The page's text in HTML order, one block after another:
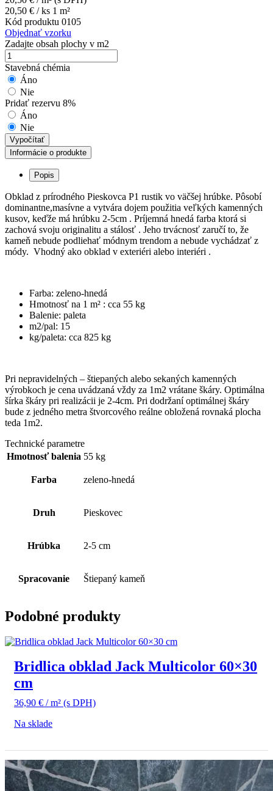
20,50 € / ks 1 m²
Kód produktu 0105
Objednať vzorku
Zadajte obsah plochy v m2
Stavebná chémia
Áno
Nie
Pridať rezervu 8%
Áno
Nie
Vypočítať
Informácie o produkte
Popis
Obklad z prírodného Pieskovca P1 rustik vo väčšej hrúbke. Pôsobí
dominantne,masívne a vytvára dojem použitia veľkých kamenných
kusov, keďže má hrúbku 2-5cm . Príjemná hnedá farba ktorá si
zachová svoju originalitu a stálosť . Jeho trvácnosť zaručí to, že
kameň nebude podliehať módnym trendom a nebude vychádzať z
módy. Vhodný ako obklad v exteriéri alebo interiéri .
Farba: zeleno-hnedá
Hmotnosť na 1 m² : cca 55 kg
Balenie: paleta
m2/pal: 15
kg/paleta: cca 825 kg
Pri nepravidelných – štiepaných alebo sekaných kamenných
výrobkoch je cena uvádzaná vždy za 1m2 vrátane škáry. Optimálna
šírka škáry pri realizácii je 2-4cm. Pri dodržaní optimálnej škáry
bude z jedného metra štvorcového reálne obložená rovnaká plocha
teda 1m2.
Technické parametre
Hmotnosť balenia 55 kg
Farba zeleno-hnedá
Druh Pieskovec
Hrúbka 2-5 cm
Spracovanie Štiepaný kameň
Podobné produkty
Bridlica obklad Jack Multicolor 60×30
cm
36,90 € / m² (s DPH)
Na sklade